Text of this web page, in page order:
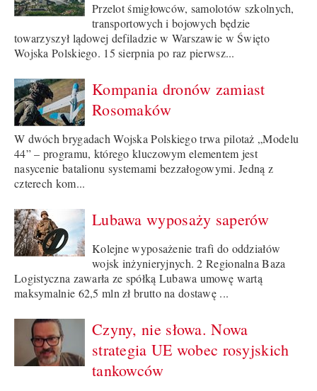
Przelot śmigłowców, samolotów szkolnych,
transportowych i bojowych będzie
towarzyszył lądowej defiladzie w Warszawie w Święto
Wojska Polskiego. 15 sierpnia po raz pierwsz...
Kompania dronów zamiast
Rosomaków
W dwóch brygadach Wojska Polskiego trwa pilotaż „Modelu
44” – programu, którego kluczowym elementem jest
nasycenie batalionu systemami bezzałogowymi. Jedną z
czterech kom...
Lubawa wyposaży saperów
Kolejne wyposażenie trafi do oddziałów
wojsk inżynieryjnych. 2 Regionalna Baza
Logistyczna zawarła ze spółką Lubawa umowę wartą
maksymalnie 62,5 mln zł brutto na dostawę ...
Czyny, nie słowa. Nowa
strategia UE wobec rosyjskich
tankowców